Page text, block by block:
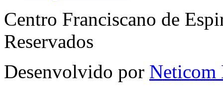
Centro Franciscano de
Reservados
Desenvolvido por Neticom